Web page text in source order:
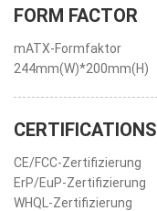
FORM FACTOR
mATX-Formfaktor
244mm(W)*200mm(H)
CERTIFICATIONS
CE/FCC-Zertifizierung
ErP/EuP-Zertifizierung
WHQL-Zertifizierung